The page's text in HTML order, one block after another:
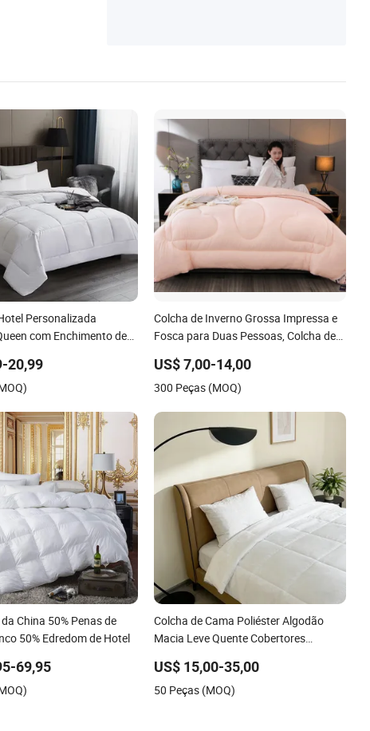
Personalizada
com Enchimento de
20,99
Colcha de Inverno Grossa Impressa e
Fosca para Duas Pessoas, Colcha de
US$ 7,00-14,00
300 Peças (MOQ)
China 50% Penas de
50% Edredom de Hotel
69,95
Colcha de Cama Poliéster Algodão
Macia Leve Quente Cobertores
US$ 15,00-35,00
50 Peças (MOQ)